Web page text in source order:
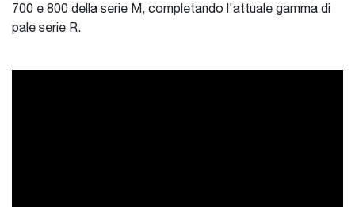
700 e 800 della serie M, completando l'attuale gamma di
pale serie R.